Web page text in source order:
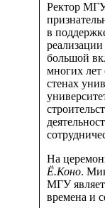
Ректор
в
большой
многих лет
стенах
На
Ё.Коно.
МГУ
времена и